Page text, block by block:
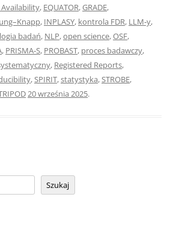
, EQUATOR,GRADE,
, INPLASY, kontrola FDR, LLM‑y,
badań, NLP,open science,OSF,
, PRISMA‑S, PROBAST, proces badawczy,
, Registered Reports,
,SPIRIT,statystyka,STROBE,
20 września 2025.
Szukaj